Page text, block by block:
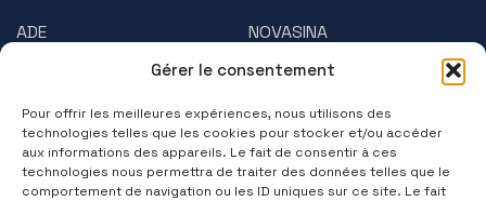
Gérer le consentement
Pour offrir les meilleures expériences, nous utilisons des
technologies telles que les cookies pour stocker et/ou accéder
aux informations des appareils. Le fait de consentir à ces
technologies nous permettra de traiter des données telles que le
comportement de navigation ou les ID uniques sur ce site. Le fait
ADE
BRUSS
NOVASINA
PRECISA
Questions/Réponses
Contactez-nous